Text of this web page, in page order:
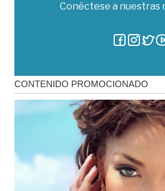
Conéctese a nuestras